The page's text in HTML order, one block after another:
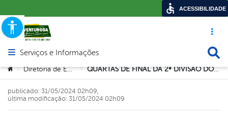
Acesso
Abrir menu principal de navegação
Serviços e Informações
Você está aqui:
> Diretoria de Esportes > QUARTAS DE FINAL DA 2ª DIVISÃO DO CMF2024: É HOJE!
publicado: 31/05/2024 02h09,
última modificação: 31/05/2024 02h09
ACESSIBILIDADE